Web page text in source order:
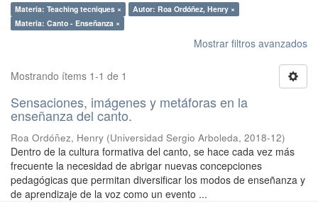
Materia: Teaching tecniques ×
Autor: Roa Ordóñez, Henry ×
Materia: Canto - Enseñanza ×
Mostrar filtros avanzados
Mostrando ítems 1-1 de 1
Sensaciones, imágenes y metáforas en la
enseñanza del canto.
Roa Ordóñez, Henry (Universidad Sergio Arboleda, 2018-12)
Dentro de la cultura formativa del canto, se hace cada vez más
frecuente la necesidad de abrigar nuevas concepciones
pedagógicas que permitan diversificar los modos de enseñanza y
de aprendizaje de la voz como un evento ...